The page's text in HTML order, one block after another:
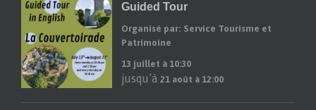
Guided Tour
Organisé par: Service Tourisme et
Patrimoine
13 juillet à 10:30
jusqu’à 21 août à 12:00